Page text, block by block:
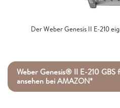
Der Weber Genesis II E-210
Weber Genesis® II E-210
ansehen bei AMAZON*